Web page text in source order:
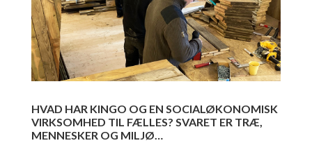
HVAD HAR KINGO OG EN SOCIALØKONOMISK
VIRKSOMHED TIL FÆLLES? SVARET ER TRÆ,
MENNESKER OG MILJØ…